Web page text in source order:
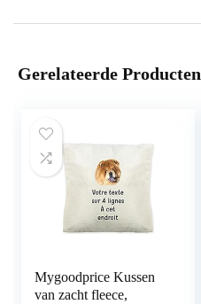
Gerelateerde Producten
Mygoodprice Kussen
van zacht fleece,